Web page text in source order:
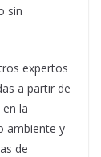
sin
expertos
a partir de
la
ambiente y
de